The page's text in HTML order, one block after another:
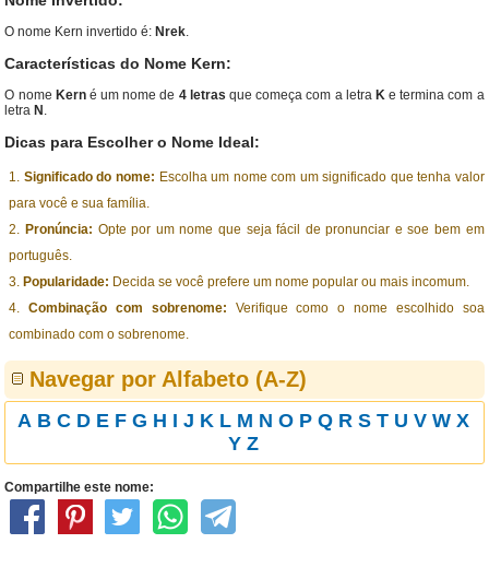
O nome Kern invertido é: Nrek.
Características do Nome Kern:
O nome Kerné um nome de 4 letras que começa com a letra Ke termina com a
letra N .
Dicas para Escolher o Nome Ideal:
Significado do nome: Escolha um nome com um significado que tenha valor
para você e sua família.
Pronúncia: Opte por um nome que seja fácil de pronunciar e soe bem em
português.
Popularidade: Decida se você prefere um nome popular ou mais incomum.
Combinação com sobrenome: Verifique como o nome escolhido soa
combinado com o sobrenome.
Navegar por Alfabeto (A-Z)
A B C D E F G H I J K L M N O P Q R S T U V W X
Y Z
Compartilhe este nome: